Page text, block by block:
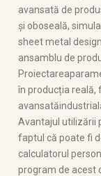
avansată de
și oboseală,
sheet metal
ansamblu de
Proiectarea
în producția reală,
avansată
Avantajul utilizării
faptul că poate fi
calculatorul
program de acest